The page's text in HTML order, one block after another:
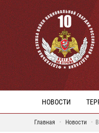
НОВОСТИ
Главная Новости